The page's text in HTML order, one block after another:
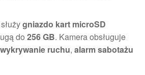
gniazdo kart microSD
do 256 GB. Kamera obsługuje
wykrywanie ruchu, alarm sabotażu